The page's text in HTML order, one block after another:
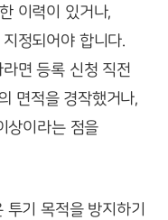
이력이 있거나,
정되어야 합니다.
면 등록 신청 직전
면적을 경작했거나,
상이라는 점을
기 목적을 방지하기